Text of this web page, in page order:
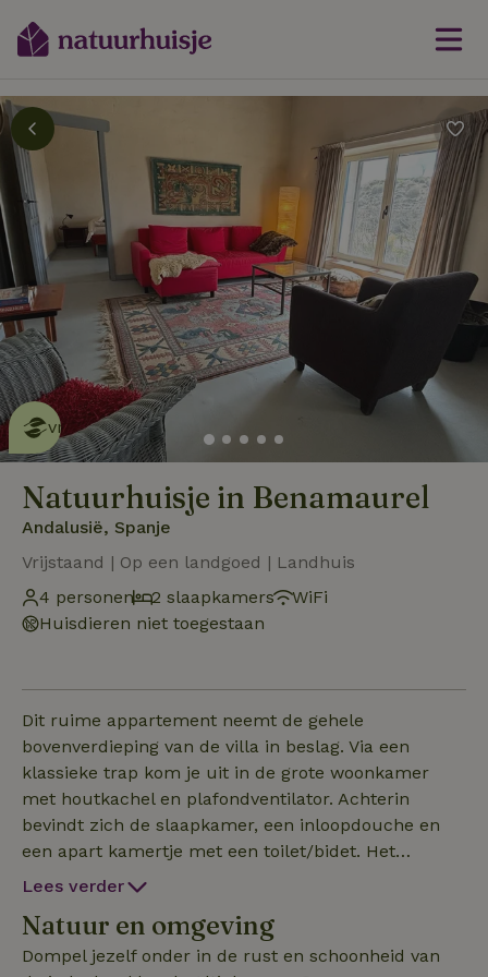
Dit natuurhuisje is eco-
vriendelijklees meer
Natuurhuisje in Benamaurel
Andalusië, Spanje
Vrijstaand | Op een landgoed | Landhuis
4 personen
2 slaapkamers
WiFi
Huisdieren niet toegestaan
Dit ruime appartement neemt de gehele
bovenverdieping van de villa in beslag. Via een
klassieke trap kom je uit in de grote woonkamer
met houtkachel en plafondventilator. Achterin
bevindt zich de slaapkamer, een inloopdouche en
een apart kamertje met een toilet/bidet. Het
appartement is geschikt voor twee personen, maar
gebruik te maken van de comfortabele bedbank in
de woonkamer. Het appartement is voorzien van
Lees verder
Natuur en omgeving
Dompel jezelf onder in de rust en schoonheid van